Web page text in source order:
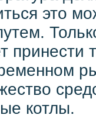
это
котлы.